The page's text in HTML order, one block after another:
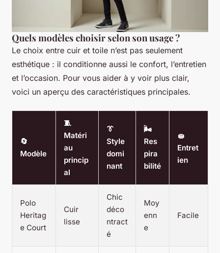
Quels modèles choisir selon son usage ?
Le choix entre cuir et toile n’est pas seulement
esthétique : il conditionne aussi le confort, l’entretien
et l’occasion. Pour vous aider à y voir plus clair,
voici un aperçu des caractéristiques principales.
🔄
Modèle
🧵
Matéri
au
princip
al
👔
Style
domi
nant
🌬️
Res
pira
bilité
🧽
Entret
ien
Polo
Heritag
e Court
Cuir
lisse
Chic
déco
ntract
é
Moy
enn
e
Facile